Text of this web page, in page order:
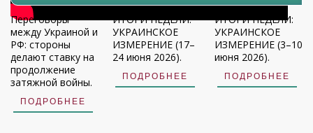
Переговоры
между Украиной и
РФ: стороны
делают ставку на
продолжение
затяжной войны.
ПОДРОБНЕЕ
ИТОГИ НЕДЕЛИ:
УКРАИНСКОЕ
ИЗМЕРЕНИЕ (17–
24 июня 2026).
ПОДРОБНЕЕ
ИТОГИ НЕДЕЛИ:
УКРАИНСКОЕ
ИЗМЕРЕНИЕ (3–10
июня 2026).
ПОДРОБНЕЕ